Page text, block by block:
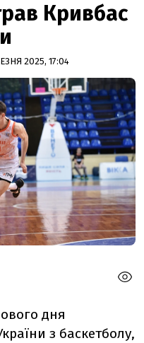
Кривбас
2025, 17:04
дня
з баскетболу,